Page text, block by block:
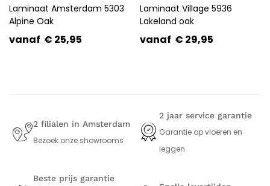
Laminaat Amsterdam 5303
Alpine Oak
vanaf € 25,95
Laminaat Village 5936
Lakeland oak
vanaf € 29,95
2 filialen in Amsterdam
Bezoek onze showrooms
2 jaar service garantie
Garantie op vloeren en
leggen
Beste prijs garantie